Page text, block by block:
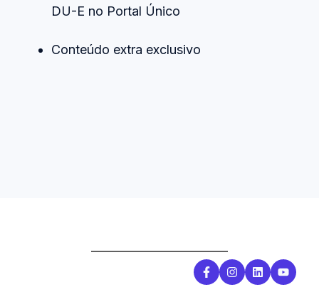
DU-E no Portal Único
Conteúdo extra exclusivo